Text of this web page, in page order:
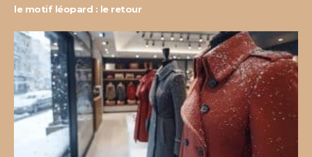
le motif léopard : le retour